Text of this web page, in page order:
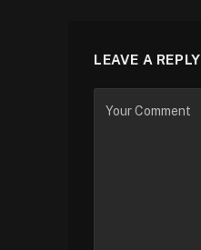
LEAVE A REPLY